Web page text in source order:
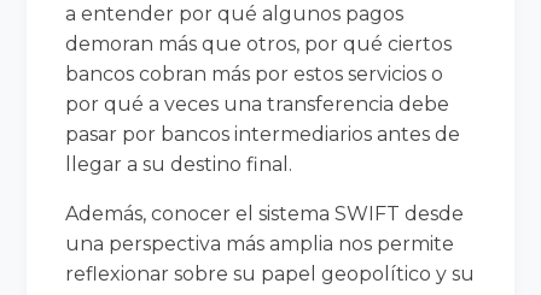
a entender por qué algunos pagos
demoran más que otros, por qué ciertos
bancos cobran más por estos servicios o
por qué a veces una transferencia debe
pasar por bancos intermediarios antes de
llegar a su destino final.
Además, conocer el sistema SWIFT desde
una perspectiva más amplia nos permite
reflexionar sobre su papel geopolítico y su